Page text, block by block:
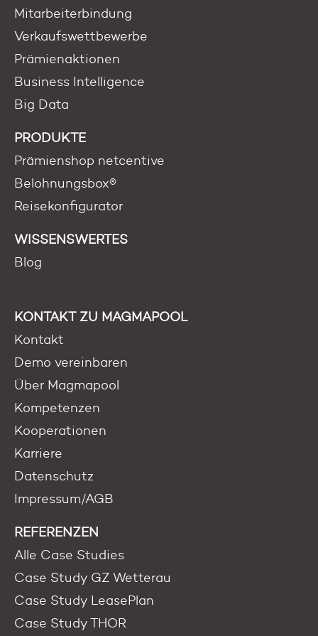
Mitarbeiterbindung
Verkaufswettbewerbe
Prämienaktionen
Business Intelligence
Big Data
PRODUKTE
Prämienshop netcentive
Belohnungsbox®
Reisekonfigurator
WISSENSWERTES
Blog
KONTAKT ZU MAGMAPOOL
Kontakt
Demo vereinbaren
Über Magmapool
Kompetenzen
Kooperationen
Karriere
Datenschutz
Impressum/AGB
REFERENZEN
Alle Case Studies
Case Study GZ Wetterau
Case Study LeasePlan
Case Study THOR